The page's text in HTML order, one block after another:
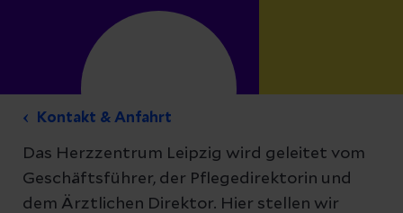
Kontakt & Anfahrt
Das Herzzentrum Leipzig wird geleitet vom
Geschäftsführer, der Pflegedirektorin und
dem Ärztlichen Direktor. Hier stellen wir